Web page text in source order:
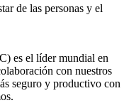
de las personas y el
es el líder mundial en
con nuestros
seguro y productivo con